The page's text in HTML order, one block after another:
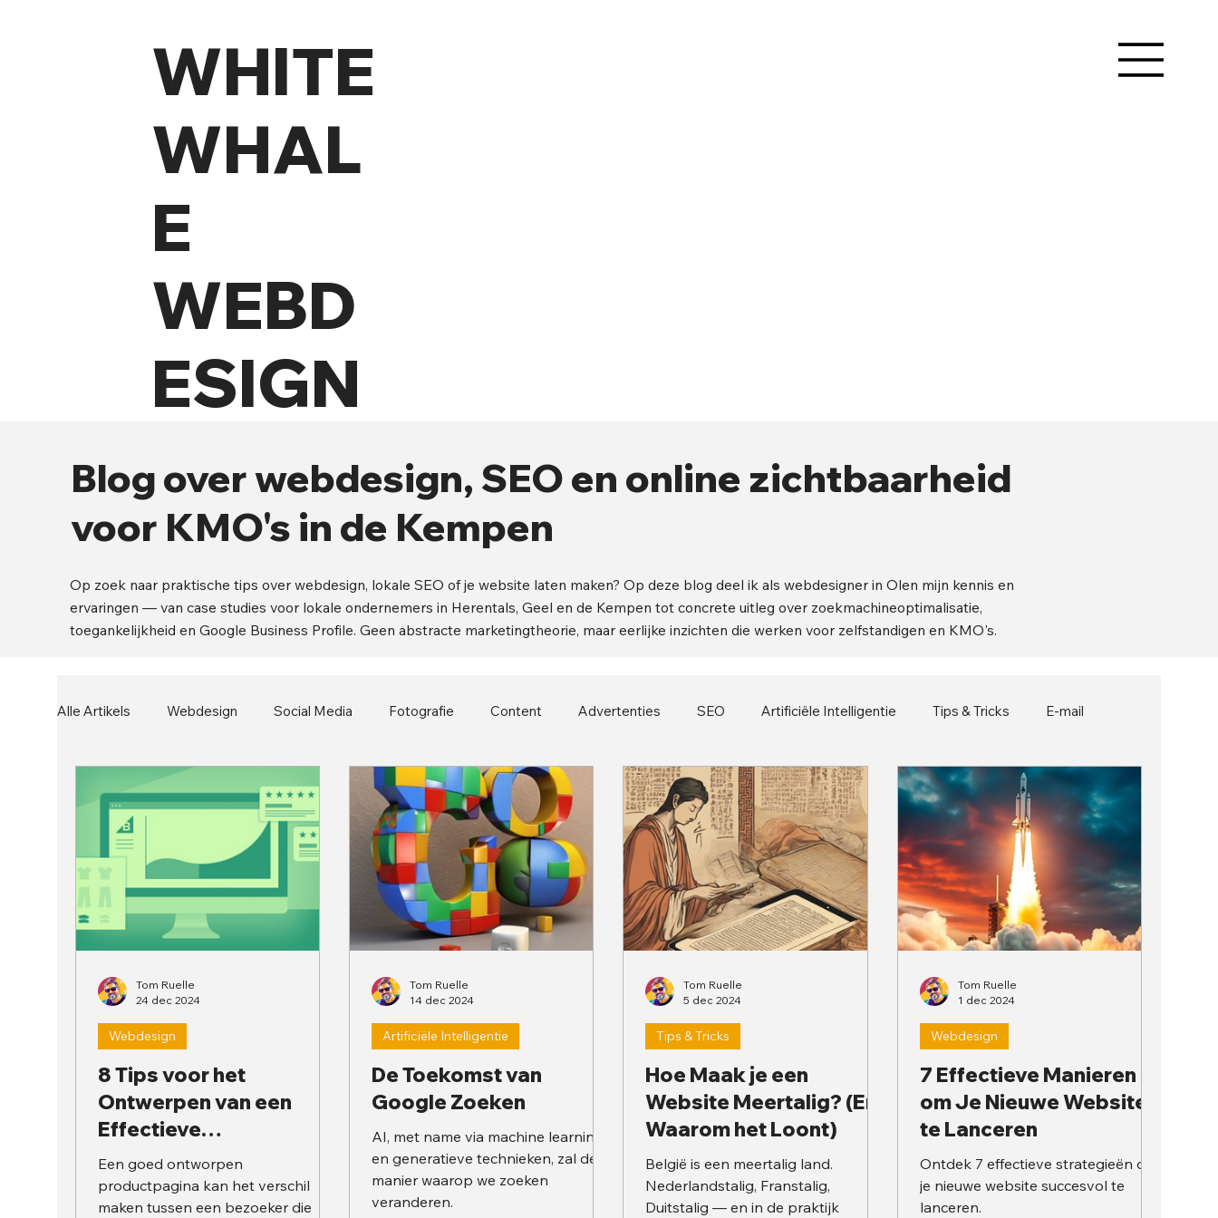
WHITE
WHAL
E
WEBD
ESIGN
Blog over webdesign, SEO en online zichtbaarheid
voor KMO's in de Kempen
Op zoek naar praktische tips over webdesign, lokale SEO of je website laten maken? Op deze blog deel ik als webdesigner in Olen mijn kennis en
ervaringen — van case studies voor lokale ondernemers in Herentals, Geel en de Kempen tot concrete uitleg over zoekmachineoptimalisatie,
toegankelijkheid en Google Business Profile. Geen abstracte marketingtheorie, maar eerlijke inzichten die werken voor zelfstandigen en KMO's.
Alle Artikels Webdesign Social Media Fotografie Content Advertenties SEO Artificiële Intelligentie Tips & Tricks E-mail
Security
8 Tips voor het
Ontwerpen van een
Effectieve
Productpagina
Een goed ontworpen
productpagina kan het verschil
maken tussen een bezoeker die
Webdesign
Tom Ruelle
24 dec 2024
De Toekomst van
Google Zoeken
AI, met name via machine learning
en generatieve technieken, zal de
manier waarop we zoeken
veranderen.
Artificiële Intelligentie
Tom Ruelle
14 dec 2024
Hoe Maak je een
Website Meertalig? (En
Waarom het Loont)
België is een meertalig land.
Nederlandstalig, Franstalig,
Duitstalig — en in de praktijk
Tips & Tricks
Tom Ruelle
5 dec 2024
7 Effectieve Manieren
om Je Nieuwe Website
te Lanceren
Ontdek 7 effectieve strategieën om
je nieuwe website succesvol te
lanceren.
Webdesign
Tom Ruelle
1 dec 2024